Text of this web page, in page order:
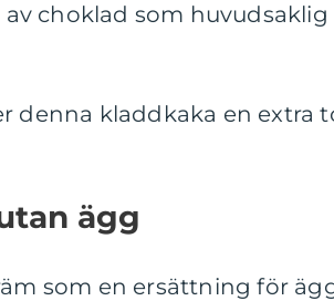
choklad som huvudsaklig
denna kladdkaka en extra
ägg
som en ersättning för